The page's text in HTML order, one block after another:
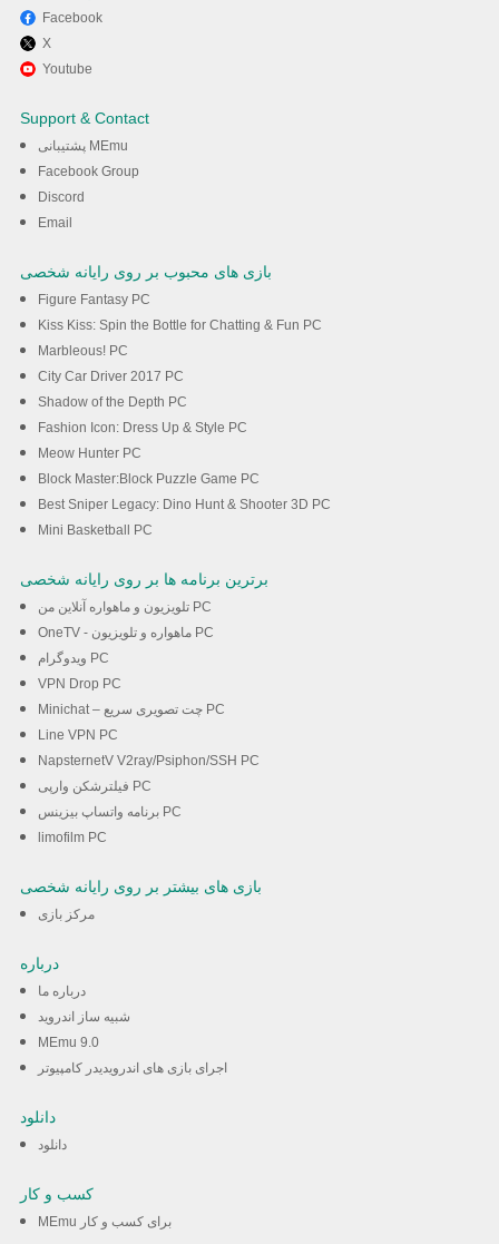
Facebook
X
Youtube
Support & Contact
پشتیبانی MEmu
Facebook Group
Discord
Email
بازی های محبوب بر روی رایانه شخصی
Figure Fantasy PC
Kiss Kiss: Spin the Bottle for Chatting & Fun PC
Marbleous! PC
City Car Driver 2017 PC
Shadow of the Depth PC
Fashion Icon: Dress Up & Style PC
Meow Hunter PC
Block Master:Block Puzzle Game PC
Best Sniper Legacy: Dino Hunt & Shooter 3D PC
Mini Basketball PC
برترین برنامه ها بر روی رایانه شخصی
تلویزیون و ماهواره آنلاین من PC
OneTV - ماهواره و تلویزیون PC
ویدوگرام PC
VPN Drop PC
Minichat – چت تصویری سریع PC
Line VPN PC
NapsternetV V2ray/Psiphon/SSH PC
فیلترشکن وارپی PC
برنامه واتساپ بیزینس PC
limofilm PC
بازی های بیشتر بر روی رایانه شخصی
مرکز بازی
درباره
درباره ما
شبیه ساز اندروید
MEmu 9.0
اجرای بازی های اندرویدیدر کامپیوتر
دانلود
دانلود
کسب و کار
MEmu برای کسب و کار